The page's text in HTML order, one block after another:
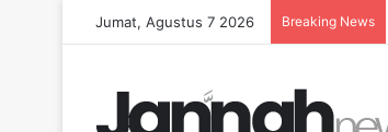
Jumat, Agustus 7 2026 Breaking News